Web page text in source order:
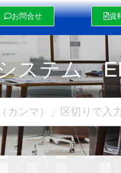
お問合せ 資
ステム